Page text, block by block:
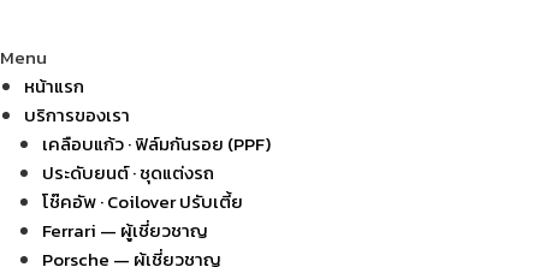
Menu
หน้าแรก
บริการของเรา
เคลือบแก้ว · ฟิล์มกันรอย (PPF)
ประดับยนต์ · ชุดแต่งรถ
โช๊คอัพ · Coilover ปรับเตี้ย
Ferrari — ผู้เชี่ยวชาญ
Porsche — ผู้เชี่ยวชาญ